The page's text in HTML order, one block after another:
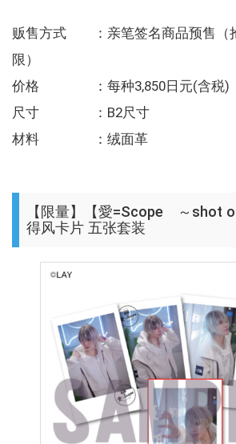
贩售方式 ：亲笔签名商品预售（
限）
价格 ：每种3,850日元(含税)
尺寸 ：B2尺寸
材料 ：绒面革
【限量】【愛=Scope ～shot
得风卡片 五张套装